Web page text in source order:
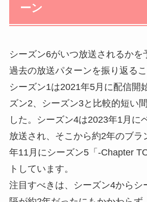
ーン
シーズン6がいつ放送されるかを
過去の放送パターンを振り返るこ
シーズン1は2021年5月に配信開
ズン2、シーズン3と比較的短い
した。シーズン4は2023年1月に
放送され、そこから約2年のブラ
年11月にシーズン5「-Chapter
トしています。
注目すべきは、シーズン4からシ